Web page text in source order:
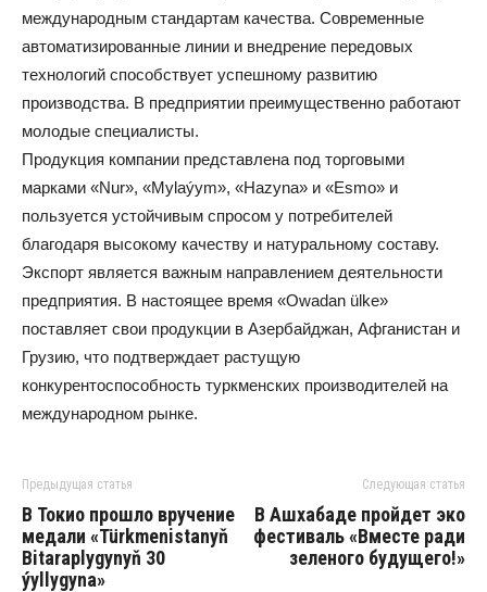
международным стандартам качества. Современные
автоматизированные линии и внедрение передовых
технологий способствует успешному развитию
производства. В предприятии преимущественно работают
молодые специалисты.
Продукция компании представлена под торговыми
марками «Nur», «Mylaýym», «Hazyna» и «Esmo» и
пользуется устойчивым спросом у потребителей
благодаря высокому качеству и натуральному составу.
Экспорт является важным направлением деятельности
предприятия. В настоящее время «Owadan ülke»
поставляет свои продукции в Азербайджан, Афганистан и
Грузию, что подтверждает растущую
конкурентоспособность туркменских производителей на
международном рынке.
Предыдущая статья
В Токио прошло вручение
медали «Türkmenistanyň
Bitaraplygynyň 30
ýyllygyna»
Следующая статья
В Ашхабаде пройдет эко
фестиваль «Вместе ради
зеленого будущего!»